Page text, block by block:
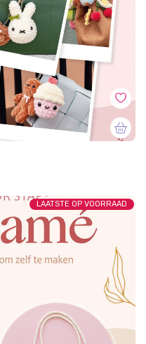
LAATSTE OP VOORRAAD